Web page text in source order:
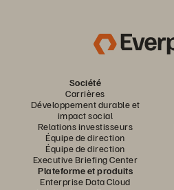
Société
Carrières
Développement durable et
impact social
Relations investisseurs
Équipe de direction
Équipe de direction
Executive Briefing Center
Plateforme et produits
Enterprise Data Cloud